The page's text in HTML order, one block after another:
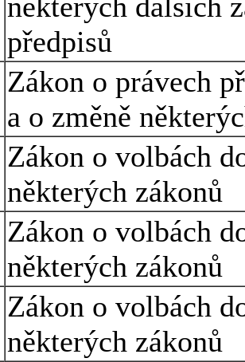
předpisů
Zákon o právech
a o změně
Zákon o volbách
některých zákonů
Zákon o volbách
některých zákonů
Zákon o volbách
některých zákonů